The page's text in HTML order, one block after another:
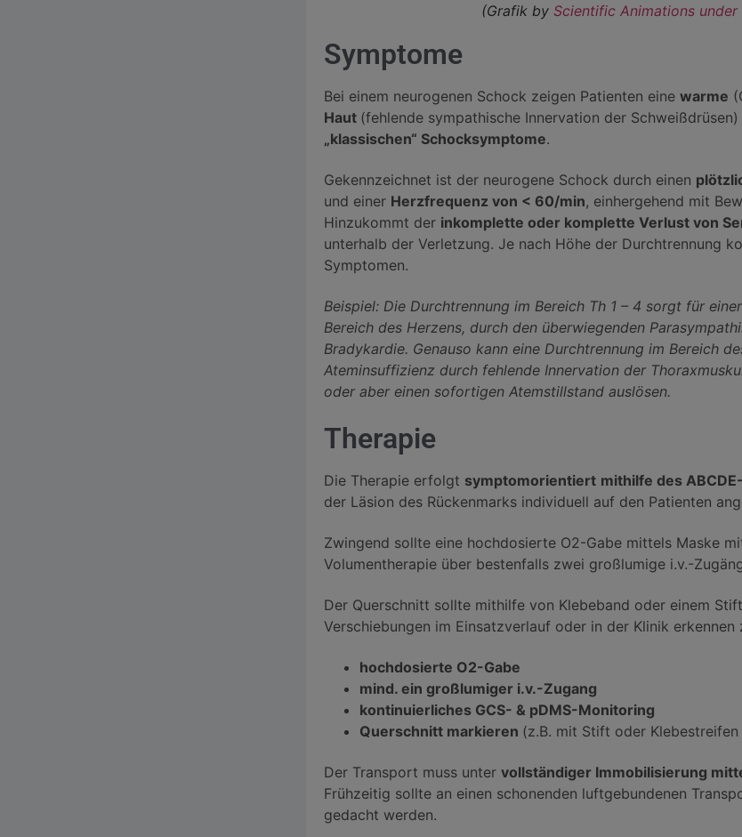
(Grafik byScientific Animations under
Symptome
Bei einem neurogenen Schock zeigen Patienten eine warme
Haut (fehlende sympathische Innervation der
„klassischen“ Schocksymptome.
Gekennzeichnet ist der neurogene Schock durch einen
und einer Herzfrequenz von < 60/min, einhergehend mit
Hinzukommt der inkomplette oder komplette Verlust von
unterhalb der Verletzung. Je nach Höhe der Durchtrennung
Symptomen.
Beispiel: Die Durchtrennung im Bereich Th 1 – 4 sorgt für
Bereich des Herzens, durch den überwiegenden
Bradykardie. Genauso kann eine Durchtrennung im Bereich
Ateminsuffizienz durch fehlende Innervation der
oder aber einen sofortigen Atemstillstand auslösen.
Therapie
Die Therapie erfolgt symptomorientiert mithilfe des
der Läsion des Rückenmarks individuell auf den Patienten
Zwingend sollte eine hochdosierte O2-Gabe mittels Maske
Volumentherapie über bestenfalls zwei großlumige i.v.-
Der Querschnitt sollte mithilfe von Klebeband oder einem
Verschiebungen im Einsatzverlauf oder in der Klinik erkennen
hochdosierte O2-Gabe
mind. ein großlumiger i.v.-Zugang
kontinuierliches GCS- & pDMS-Monitoring
Querschnitt markieren (z.B. mit Stift oder
Der Transport muss unter vollständiger Immobilisierung
Frühzeitig sollte an einen schonenden luftgebundenen
gedacht werden.